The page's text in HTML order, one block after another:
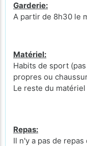
Garderie:
A partir de 8h30 le
Matériel:
Habits de sport
propres ou
Le reste du
Repas:
Il n'y a pas de